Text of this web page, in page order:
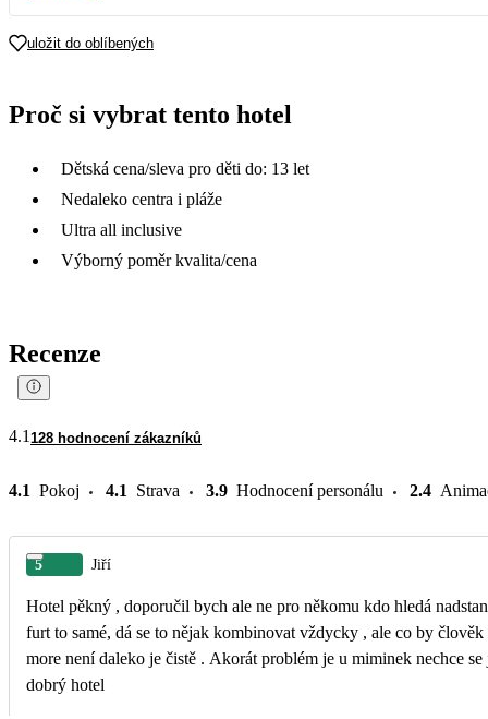
uložit do oblíbených
Proč si vybrat tento hotel
Dětská cena/sleva pro děti do: 13 let
Nedaleko centra i pláže
Ultra all inclusive
Výborný poměr kvalita/cena
Recenze
4.1 128 hodnocení zákazníků
4.1 Pokoj 4.1 Strava 3.9 Hodnocení personálu 2.4
5 Jiří
Hotel pěkný , doporučil bych ale ne pro někomu kdo hledá nadstandard pro normální rodinu určitě. Jídlo dobré ale
furt to samé, dá se to nějak kombinovat vždycky , ale co by
more není daleko je čistě . Akorát problém je u miminek nechce
dobrý hotel